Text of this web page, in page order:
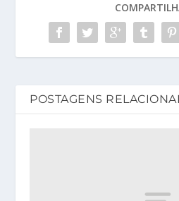
POSTAGENS